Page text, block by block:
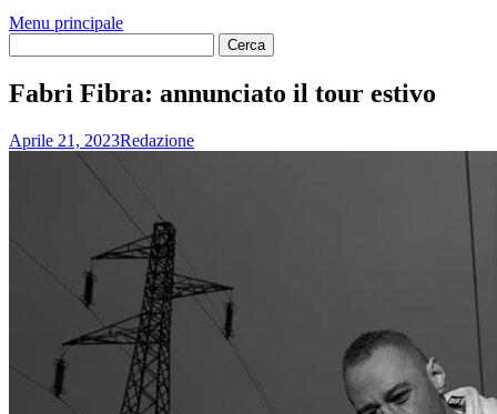
Menu principale
Fabri Fibra: annunciato il tour estivo
Aprile 21, 2023Redazione